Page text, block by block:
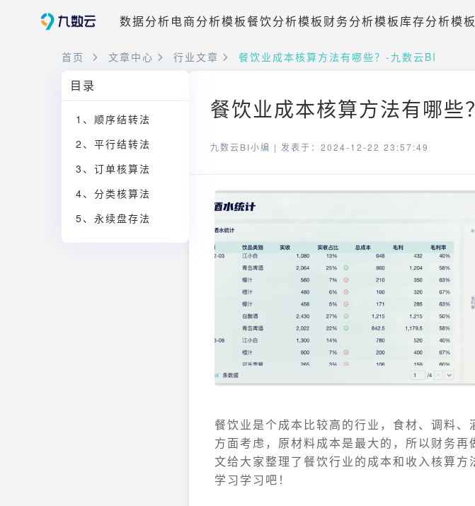
数据分析电商分析模板餐饮分析模板财务分析模板库存分析模板
首页 文章中心 行业文章 餐饮业成本核算方法有哪些？-九数云BI
目录
1、顺序结转法
2、平行结转法
3、订单核算法
4、分类核算法
5、永续盘存法
餐饮业成本核算方法有哪
九数云BI小编 | 发表于：2024-12-22 23:57:49
餐饮业是个成本比较高的行业，食材、调料
方面考虑，原材料成本是最大的，所以财务再
文给大家整理了餐饮行业的成本和收入核算
学习学习吧！